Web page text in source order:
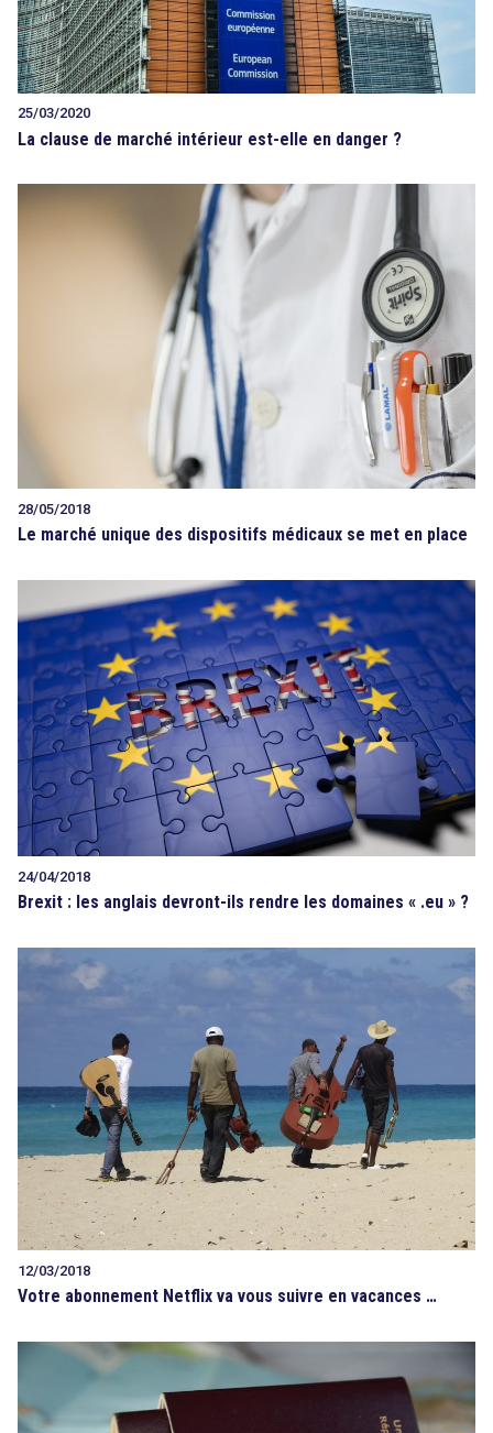
25/03/2020
La clause de marché intérieur est-elle en danger ?
28/05/2018
Le marché unique des dispositifs médicaux se met en place
24/04/2018
Brexit : les anglais devront-ils rendre les domaines « .eu » ?
12/03/2018
Votre abonnement Netflix va vous suivre en vacances …